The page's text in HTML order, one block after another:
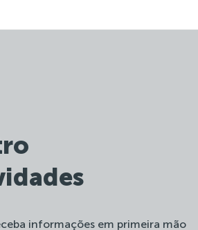
informações em primeira mão